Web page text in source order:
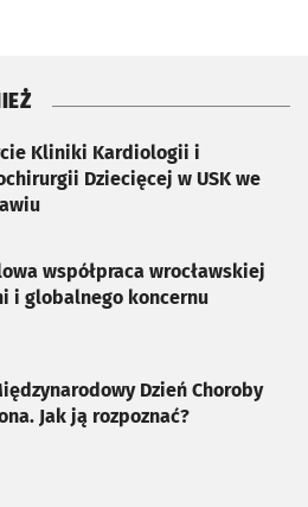
Kliniki Kardiologii i
Dziecięcej w USK we
współpraca wrocławskiej
i globalnego koncernu
Dzień Choroby
Jak ją rozpoznać?